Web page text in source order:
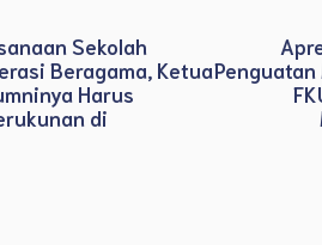
Sekolah
Beragama, Ketua
Harus
di
Penguatan